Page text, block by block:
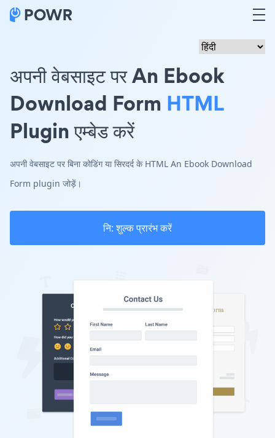
अपनी वेबसाइट पर An Ebook
Download Form HTML
Plugin एम्बेड करें
अपनी वेबसाइट पर बिना कोडिंग या सिरदर्द के HTML An Ebook Download
Form plugin जोड़ें।
नि: शुल्क प्रारंभ करें